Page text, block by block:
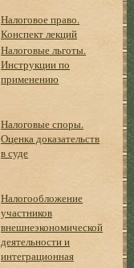
Налоговое право.
Конспект лекций
Налоговые льготы.
Инструкции по
применению
Налоговые споры.
Оценка доказательств
в суде
Налогообложение
участников
внешнеэкономической
деятельности и
интеграционная